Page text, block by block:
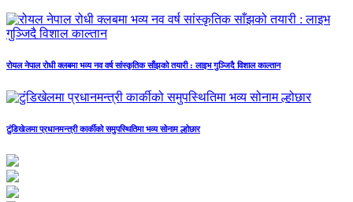
रोयल नेपाल रोधी क्लबमा भव्य नव वर्ष सांस्कृतिक साँझको तयारी : लाइभ गुञ्जिदै विशाल काल्तान
टुंडिखेलमा प्रधानमन्त्री कार्कीको समुपस्थितिमा भव्य सोनाम ल्होछार